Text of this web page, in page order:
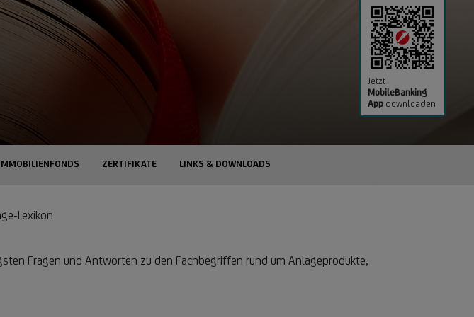
Jetzt
MobileBanking
App downloaden
ZERTIFIKATE LINKS & DOWNLOADS
Lexikon
Fragen und Antworten zu den Fachbegriffen rund um Anlageprodukte,